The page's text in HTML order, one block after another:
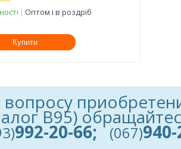
Оптом і в роздріб
Купити
В95)
992-20-66; (067)940-